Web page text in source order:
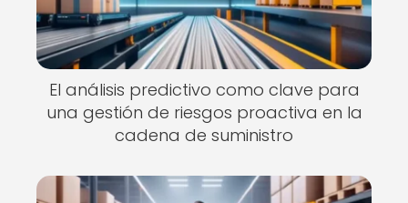
El análisis predictivo como clave para
una gestión de riesgos proactiva en la
cadena de suministro